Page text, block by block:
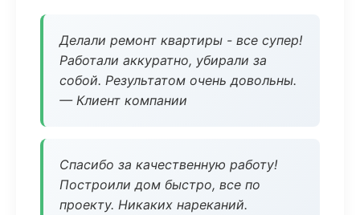
Делали ремонт квартиры - все супер!
Работали аккуратно, убирали за
собой. Результатом очень довольны.
— Клиент компании
Спасибо за качественную работу!
Построили дом быстро, все по
проекту. Никаких нареканий.